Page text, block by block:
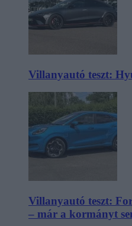
Villanyautó teszt:
Villanyautó teszt:
– már a kormányt